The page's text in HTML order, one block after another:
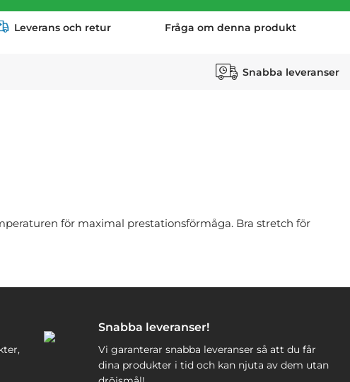
Leverans och retur Fråga om denna produkt
Snabba leveranser
för maximal prestationsförmåga. Bra stretch för
Snabba leveranser!
Vi garanterar snabba leveranser så att du får
dina produkter i tid och kan njuta av dem utan